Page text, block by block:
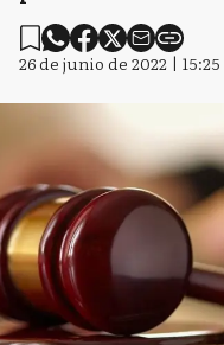
26 de junio de 2022 | 15:25